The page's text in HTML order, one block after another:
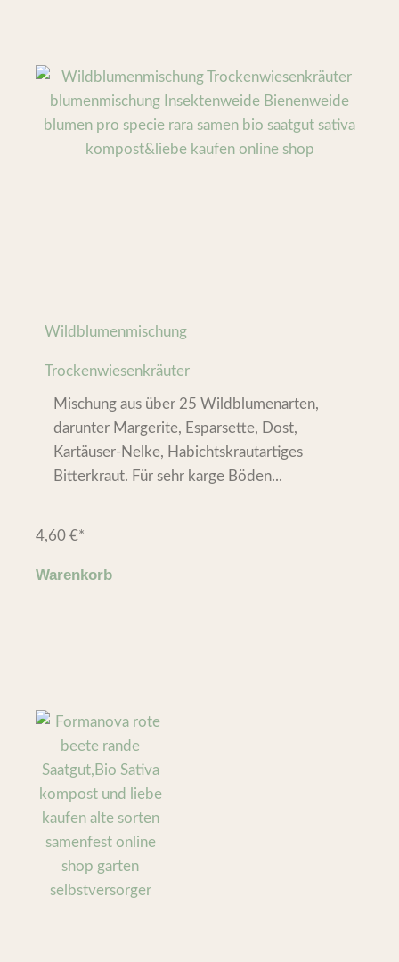
Wildblumenmischung
Trockenwiesenkräuter
Mischung aus über 25 Wildblumenarten,
darunter Margerite, Esparsette, Dost,
Kartäuser-Nelke, Habichtskrautartiges
Bitterkraut. Für sehr karge Böden...
4,60 €*
Warenkorb